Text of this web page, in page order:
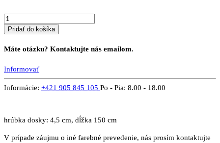
Pridať do košíka
Máte otázku? Kontaktujte nás emailom.
Informovať
Informácie: +421 905 845 105 Po - Pia: 8.00 - 18.00
hrúbka dosky: 4,5 cm, dĺžka 150 cm
V prípade záujmu o iné farebné prevedenie, nás prosím kontaktujte